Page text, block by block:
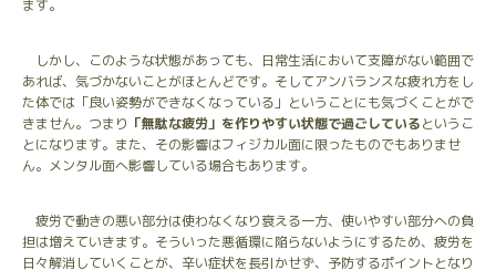
ます。
しかし、このような状態があっても、日常生活において支障がない範囲で
あれば、気づかないことがほとんどです。そしてアンバランスな疲れ方をし
た体では「良い姿勢ができなくなっている」ということにも気づくことがで
きません。つまり 「無駄な疲労」を作りやすい状態で過ごしているというこ
とになります。また、その影響はフィジカル面に限ったものでもありませ
ん。メンタル面へ影響している場合もあります。
疲労で動きの悪い部分は使わなくなり衰える一方、使いやすい部分への負
担は増えていきます。そういった悪循環に陥らないようにするため、疲労を
日々解消していくことが、辛い症状を長引かせず、予防するポイントとなり